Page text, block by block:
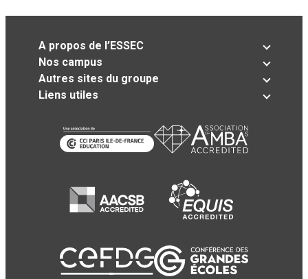
A propos de l’ESSEC
Nos campus
Autres sites du groupe
Liens utiles